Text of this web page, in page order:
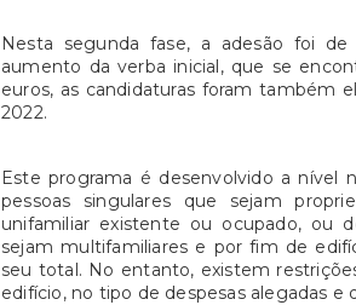
Nesta segunda fase, a adesão foi
aumento da verba inicial, que se
euros, as candidaturas foram também
2022.
Este programa é desenvolvido a nível
pessoas singulares que sejam
unifamiliar existente ou ocupado, ou
sejam multifamiliares e por fim de
seu total. No entanto, existem
edifício, no tipo de despesas alegadas e